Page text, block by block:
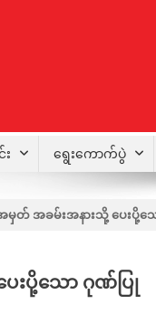
ရွေးကောက်ပွဲ
အမှတ် အခမ်းအနားသို့ ပေး
းပို့သော ဂုဏ်ပြု